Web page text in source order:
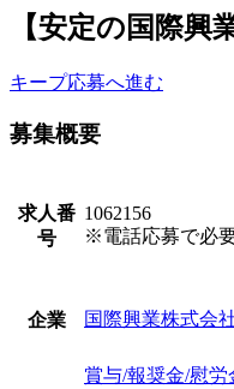
【安定の国際
キープ応募へ進む
募集概要
求人番
号
1062156
※電話応募で必
企業 国際興業株式会
賞与/報奨金/慰労